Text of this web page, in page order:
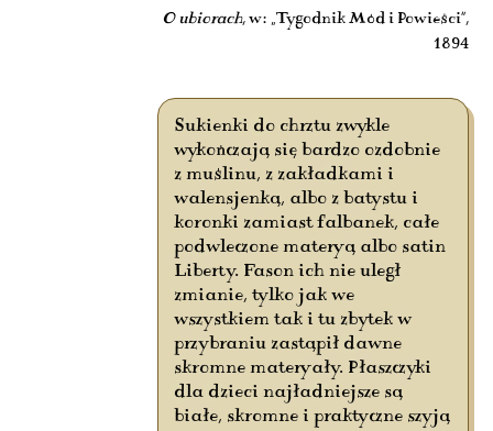
O ubiorach, w: „Tygodnik Mód i Powieści”,
1894
Sukienki do chrztu zwykle
wykończają się bardzo ozdobnie
z muślinu, z zakładkami i
walensjenką, albo z batystu i
koronki zamiast falbanek, całe
podwleczone materyą albo satin
Liberty. Fason ich nie uległ
zmianie, tylko jak we
wszystkiem tak i tu zbytek w
przybraniu zastąpił dawne
skromne materyały. Płaszczyki
dla dzieci najładniejsze są
białe, skromne i praktyczne szyją